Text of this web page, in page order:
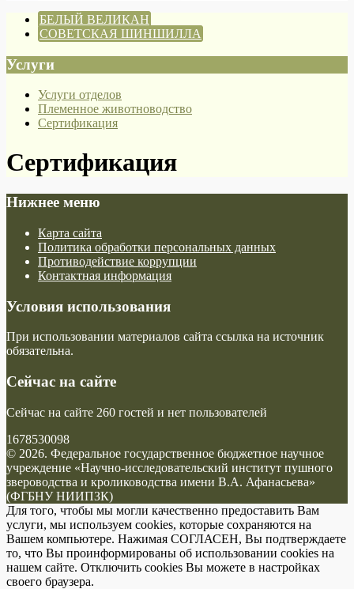
БЕЛЫЙ ВЕЛИКАН
СОВЕТСКАЯ ШИНШИЛЛА
Услуги
Услуги отделов
Племенное животноводство
Сертификация
Сертификация
Нижнее меню
Карта сайта
Политика обработки персональных данных
Противодействие коррупции
Контактная информация
Условия использования
При использовании материалов сайта ссылка на источник
обязательна.
Сейчас на сайте
Сейчас на сайте 260 гостей и нет пользователей
1678530098
© 2026. Федеральное государственное бюджетное научное
учреждение «Научно-исследовательский институт пушного
звероводства и кролиководства имени В.А. Афанасьева»
(ФГБНУ НИИПЗК)
Для того, чтобы мы могли качественно предоставить Вам
услуги, мы используем cookies, которые сохраняются на
Вашем компьютере. Нажимая СОГЛАСЕН, Вы подтверждаете
то, что Вы проинформированы об использовании cookies на
нашем сайте. Отключить cookies Вы можете в настройках
своего браузера.